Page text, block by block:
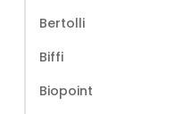
Bertolli
Biffi
Biopoint